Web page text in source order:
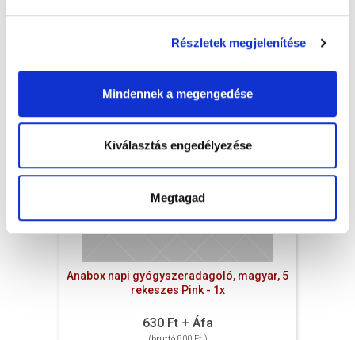
Részletek megjelenítése
Mindennek a megengedése
Kiválasztás engedélyezése
Megtagad
Anabox napi gyógyszeradagoló, magyar, 5
rekeszes Pink - 1x
630 Ft + Áfa